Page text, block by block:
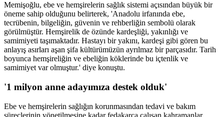
Memişoğlu, ebe ve hemşirelerin sağlık sistemi açısından büyük bir
öneme sahip olduğunu belirterek, 'Anadolu irfanında ebe,
tecrübenin, bilgeliğin, güvenin ve rehberliğin sembolü olarak
görülmüştür. Hemşirelik de özünde kardeşliği, yakınlığı ve
samimiyeti taşımaktadır. Hastayı bir yakını, kardeşi gibi gören bu
anlayış asırları aşan şifa kültürümüzün ayrılmaz bir parçasıdır. Tarih
boyunca hemşireliğin ve ebeliğin köklerinde bu içtenlik ve
samimiyet var olmuştur.' diye konuştu.
'1 milyon anne adayımıza destek olduk'
Ebe ve hemşirelerin sağlığın korunmasından tedavi ve bakım
süreçlerinin yönetilmesine kadar fedakarca çalışan kahramanlar